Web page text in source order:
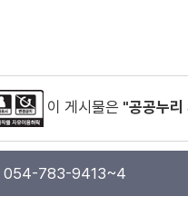
이 게시물은 "공공누
054-783-9413~4